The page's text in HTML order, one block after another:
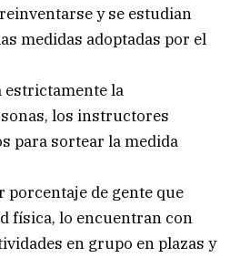
y se estudian
medidas adoptadas por el
estrictamente la
los instructores
para sortear la medida
porcentaje de gente que
física, lo encuentran con
en grupo en plazas y